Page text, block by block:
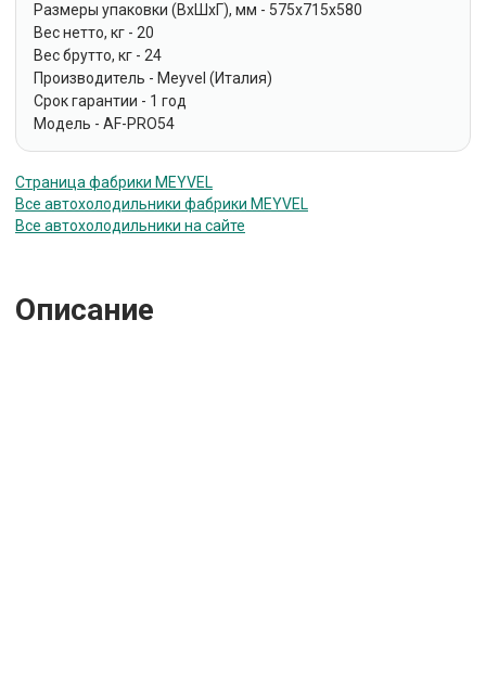
Размеры упаковки (ВxШxГ), мм - 575x715x580
Вес нетто, кг - 20
Вес брутто, кг - 24
Производитель - Meyvel (Италия)
Срок гарантии - 1 год
Модель - AF-PRO54
Страница фабрики MEYVEL
Все автохолодильники фабрики MEYVEL
Все автохолодильники на сайте
Описание